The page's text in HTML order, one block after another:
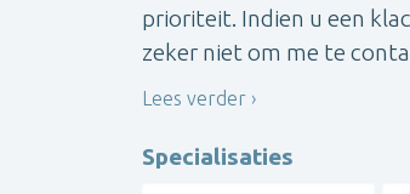
prioriteit. Indien u een
zeker niet om me te
Lees verder
Specialisaties